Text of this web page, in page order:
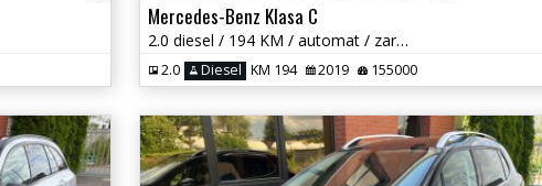
Mercedes-Benz Klasa C
2.0 diesel / 194 KM / automat / zarej w PL / zadbany / możliwa zamiana
2.0 Diesel KM 194 2019 155000